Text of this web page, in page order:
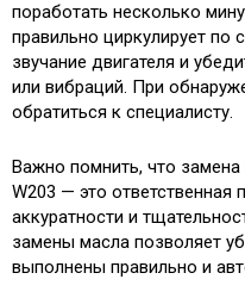
поработать несколько
правильно циркулирует по
звучание двигателя и
или вибраций. При
обратиться к специалисту.
Важно помнить, что
W203 — это ответственная
аккуратности и
замены масла позволяет
выполнены правильно и